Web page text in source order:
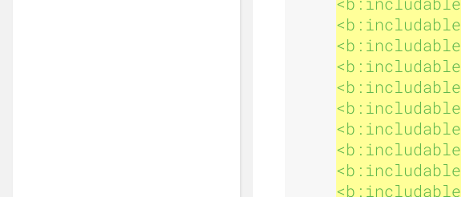
d
'
<b:includable
<b:includable
<b:includable
<b:includable
<b:includable
<b:includable
<b:includable
<b:includable
<b:includable